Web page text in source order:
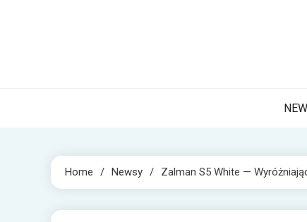
Home Newsy Zalman S5 White —